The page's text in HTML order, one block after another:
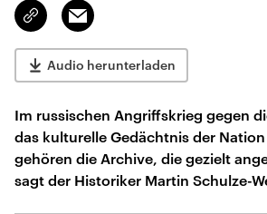
Link
kopieren/teilen
Email
Audio herunterladen
Im russischen Angriffskrieg gegen
das kulturelle Gedächtnis der Nation
gehören die Archive, die gezielt
sagt der Historiker Martin Schulze-